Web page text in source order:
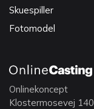
Skuespiller
Fotomodel
Onlinekoncept
Klostermosevej 140